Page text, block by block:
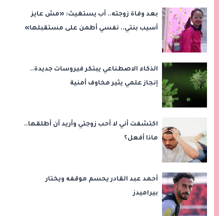
بعد وفاة زوجته.. أب يستغيث: «مش عايز
أسيب بنتي.. نفسي أطمن على مستقبلها»
الذكاء الاصطناعي يبتكر فيروسات جديدة..
إنجاز علمي يثير مخاوف أمنية
اكتشفت أني لا أحب زوجتي وأريد أن أطلقها..
ماذا أفعل؟
أحمد عبد القادر يحسم موقفه ويختار
بيراميدز